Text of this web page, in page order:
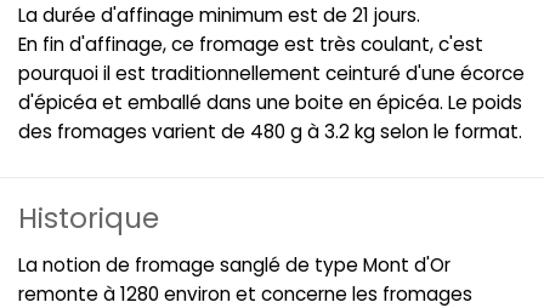
La durée d'affinage minimum est de 21 jours.
En fin d'affinage, ce fromage est très coulant, c'est
pourquoi il est traditionnellement ceinturé d'une écorce
d'épicéa et emballé dans une boite en épicéa. Le poids
des fromages varient de 480 g à 3.2 kg selon le format.
Historique
La notion de fromage sanglé de type Mont d'Or
remonte à 1280 environ et concerne les fromages